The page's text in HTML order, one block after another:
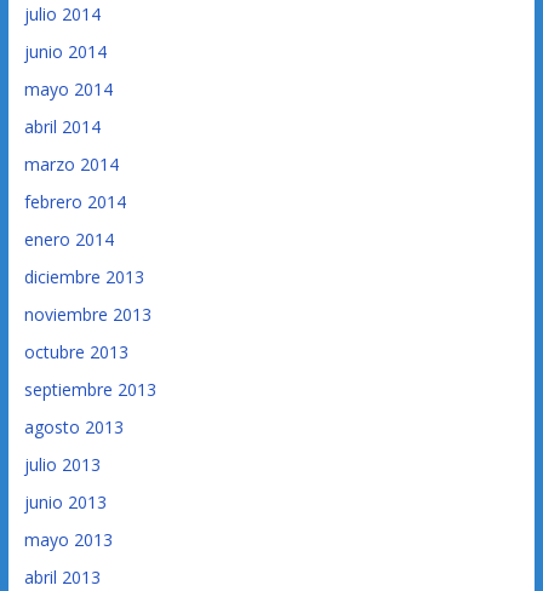
julio 2014
junio 2014
mayo 2014
abril 2014
marzo 2014
febrero 2014
enero 2014
diciembre 2013
noviembre 2013
octubre 2013
septiembre 2013
agosto 2013
julio 2013
junio 2013
mayo 2013
abril 2013